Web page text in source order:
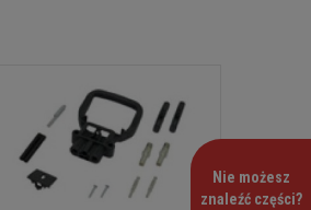
Nie możesz
znaleźć części?